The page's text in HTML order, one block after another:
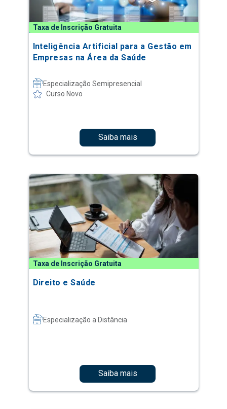
Taxa de Inscrição Gratuita
Inteligência Artificial para a Gestão em
Empresas na Área da Saúde
Especialização Semipresencial
Curso Novo
Saiba mais
Taxa de Inscrição Gratuita
Direito e Saúde
Especialização a Distância
Saiba mais